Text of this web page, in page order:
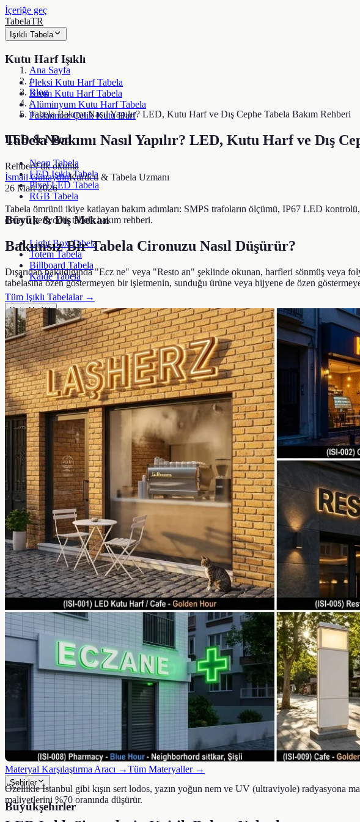
İçeriğe geç
TabelaTR
Işıklı Tabela
Kutu Harf Işıklı
Pleksi Kutu Harf Tabela
Krom Kutu Harf Tabela
Alüminyum Kutu Harf Tabela
Paslanmaz Çelik Kutu Harf
LED & Neon
Neon Tabela
LED Işıklı Tabela
Pixel LED Tabela
RGB Tabela
Büyük & Dış Mekan
Light Box Tabela
Totem Tabela
Billboard Tabela
Kaide Tabela
Tüm Işıklı Tabelalar →
Kutu Harf
Materyale Göre
Pleksi Kutu Harf
Krom Paslanmaz Kutu Harf
Alüminyum Kutu Harf
Ahşap Kutu Harf
Premium
Gold / Altın Kutu Harf
Bronz Kutu Harf
LED Arkalı Kutu Harf (Halo)
Tüm Kutu Harf Çeşitleri →
Materyaller
Metal
Alüminyum Tabela
Paslanmaz Çelik Tabela
Krom Tabela
Galvaniz Tabela
Kompozit (ACP) Tabela
Plastik & Akrilik
Pleksi Tabela
Akrilik Tabela
PVC Tabela
Vinil Tabela
Folyo Tabela
Aydınlatma & Doğal
Neon (Cam) Tabela
Ahşap Tabela
Materyal Karşılaştırma Aracı →Tüm Materyaller →
Şehirler
Büyükşehirler
Ana Sayfa
/
Blog
/
Tabela Bakımı Nasıl Yapılır? LED, Kutu Harf ve Dış Cephe Tabela Bakım Rehberi
Tabela Bakımı Nasıl Yapılır? LED, Kutu Harf ve Dış
Rehber9dk okuma
İsmail GünaydinKurucu & Tabela Uzmanı
26 Mart 2026
Tabela ömrünü ikiye katlayan bakım adımları: SMPS trafoların ölçümü, IP67 LED
detaylı periyodik tabela bakım rehberi.
Bakımsız Bir Tabela Cironuzu Nasıl Düşürür?
Dışarıdan bakıldığında "Ecz ne" veya "Resto an" şeklinde okunan, harfleri sönmüş veya
tabelasına özen göstermeyen bir işletmenin, sunduğu ürüne veya hijyene de özen
Özellikle İstanbul gibi kışın sert lodos, yazın yoğun nem ve UV (ultraviyole) radyasyona
maliyetlerini %70 oranında düşürür.